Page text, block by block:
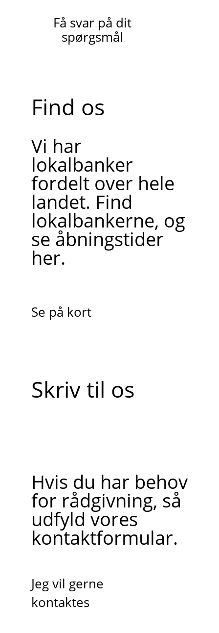
Få svar på dit
spørgsmål
Find os
Vi har
lokalbanker
fordelt over hele
landet. Find
lokalbankerne, og
se åbningstider
her.
Se på kort
Skriv til os
Hvis du har behov
for rådgivning, så
udfyld vores
kontaktformular.
Jeg vil gerne
kontaktes